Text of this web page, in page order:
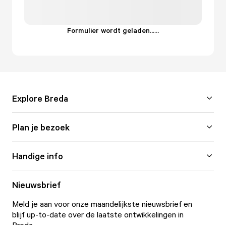
Formulier wordt geladen......
Explore Breda
Plan je bezoek
Handige info
Nieuwsbrief
Meld je aan voor onze maandelijkste nieuwsbrief en
blijf up-to-date over de laatste ontwikkelingen in